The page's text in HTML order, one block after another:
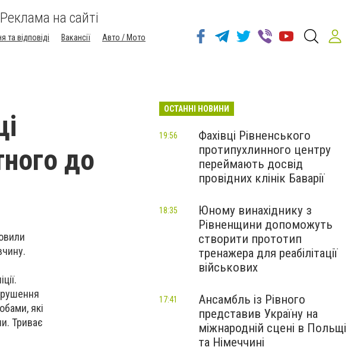
Реклама на сайті
та відповіді Вакансії
Авто / Мото
до
які
Триває
ОСТАННІ НОВИНИ
Фахівці Рівненського
протипухлинного центру
переймають досвід
провідних клінік Баварії
19:56
Юному винахіднику з
Рівненщини допоможуть
створити прототип
тренажера для реабілітації
військових
18:35
Ансамбль із Рівного
представив Україну на
міжнародній сцені в Польщі
та Німеччині
17:41